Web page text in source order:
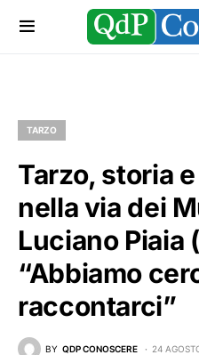
TARZO
Tarzo, storia
nella via dei
Luciano Piaia
“Abbiamo
raccontarci”
BY QDP CONOSCERE 24